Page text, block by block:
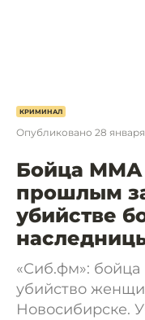
КРИМИНАЛ
Опубликовано 28
Бойца ММА
прошлым
убийстве
«Сиб.фм»:
убийство
Новосибирске.